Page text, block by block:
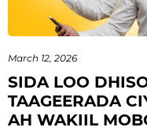
March 12, 2026
SIDA LOO
TAAGEERADA
AH WAKIIL